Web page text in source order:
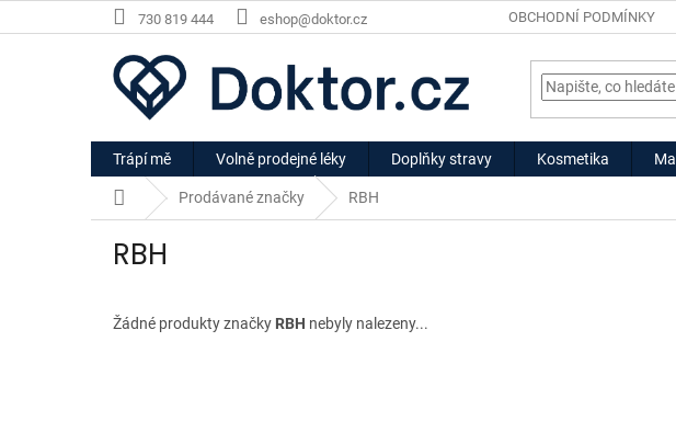
na
730 819 444 eshop@doktor.cz OBCHODNÍ PODMÍNKY
Trápí mě Volně prodejné léky Doplňky stravy Kosmetika
Domů Prodávané značky RBH
RBH
Žádné produkty značky RBH nebyly nalezeny...